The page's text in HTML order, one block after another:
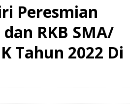
Peresmian
RKB SMA/
Tahun 2022 Di